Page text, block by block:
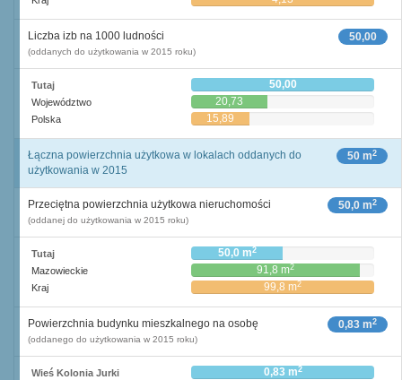
50,00
Liczba izb na 1000 ludności
(oddanych do użytkowania w 2015 roku)
Tutaj 50,00
Województwo 20,73
Polska 15,89
50 m2
Łączna powierzchnia użytkowa w lokalach oddanych do
użytkowania w 2015
50,0 m2
Przeciętna powierzchnia użytkowa nieruchomości
(oddanej do użytkowania w 2015 roku)
Tutaj 50,0 m2
Mazowieckie 91,8 m2
Kraj 99,8 m2
0,83 m2
Powierzchnia budynku mieszkalnego na osobę
(oddanego do użytkowania w 2015 roku)
Wieś Kolonia Jurki 0,83 m2